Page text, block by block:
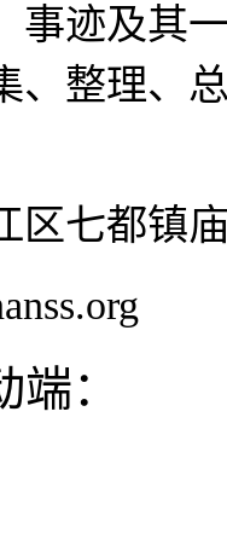
事迹及其
、整理、
区七都镇
：